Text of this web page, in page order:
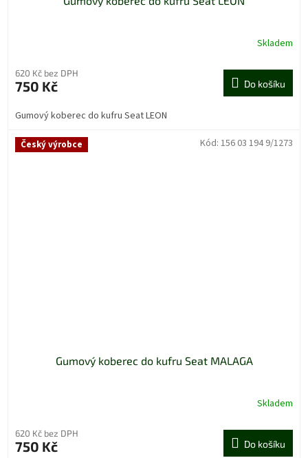
Skladem
620 Kč bez DPH
750 Kč Do košíku
Gumový koberec do kufru Seat LEON
Český výrobce
Gumový koberec do kufru Seat MALAGA
Skladem
620 Kč bez DPH
750 Kč Do košíku
Kód: 156 03 194 9/1273